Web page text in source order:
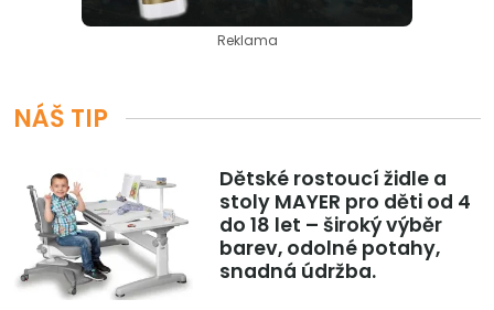
Reklama
NÁŠ TIP
Dětské rostoucí židle a
stoly MAYER pro děti od 4
do 18 let – široký výběr
barev, odolné potahy,
snadná údržba.